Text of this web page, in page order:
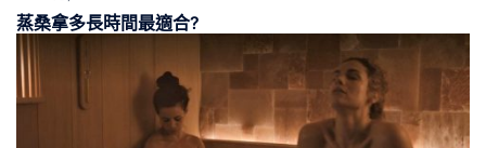
蒸桑拿多長時間最適合?